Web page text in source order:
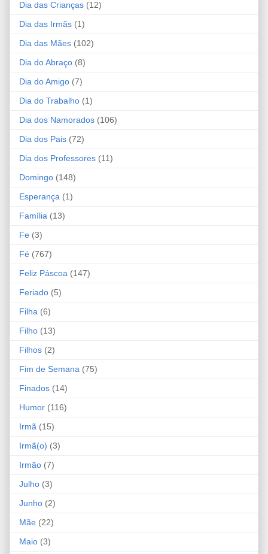
Dia das Crianças (12)
Dia das Irmãs (1)
Dia das Mães (102)
Dia do Abraço (8)
Dia do Amigo (7)
Dia do Trabalho (1)
Dia dos Namorados (106)
Dia dos Pais (72)
Dia dos Professores (11)
Domingo (148)
Esperança (1)
Família (13)
Fe (3)
Fé (767)
Feliz Páscoa (147)
Feriado (5)
Filha (6)
Filho (13)
Filhos (2)
Fim de Semana (75)
Finados (14)
Humor (116)
Irmã (15)
Irmã(o) (3)
Irmão (7)
Julho (3)
Junho (2)
Mãe (22)
Maio (3)